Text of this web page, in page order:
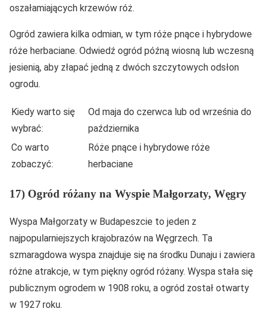
oszałamiających krzewów róż.
Ogród zawiera kilka odmian, w tym róże pnące i hybrydowe
róże herbaciane. Odwiedź ogród późną wiosną lub wczesną
jesienią, aby złapać jedną z dwóch szczytowych odsłon
ogrodu.
Kiedy warto się
wybrać:
Od maja do czerwca lub od września do
października
Co warto
zobaczyć:
Róże pnące i hybrydowe róże
herbaciane
17) Ogród różany na Wyspie Małgorzaty, Węgry
Wyspa Małgorzaty w Budapeszcie to jeden z
najpopularniejszych krajobrazów na Węgrzech. Ta
szmaragdowa wyspa znajduje się na środku Dunaju i zawiera
różne atrakcje, w tym piękny ogród różany. Wyspa stała się
publicznym ogrodem w 1908 roku, a ogród został otwarty
w 1927 roku.